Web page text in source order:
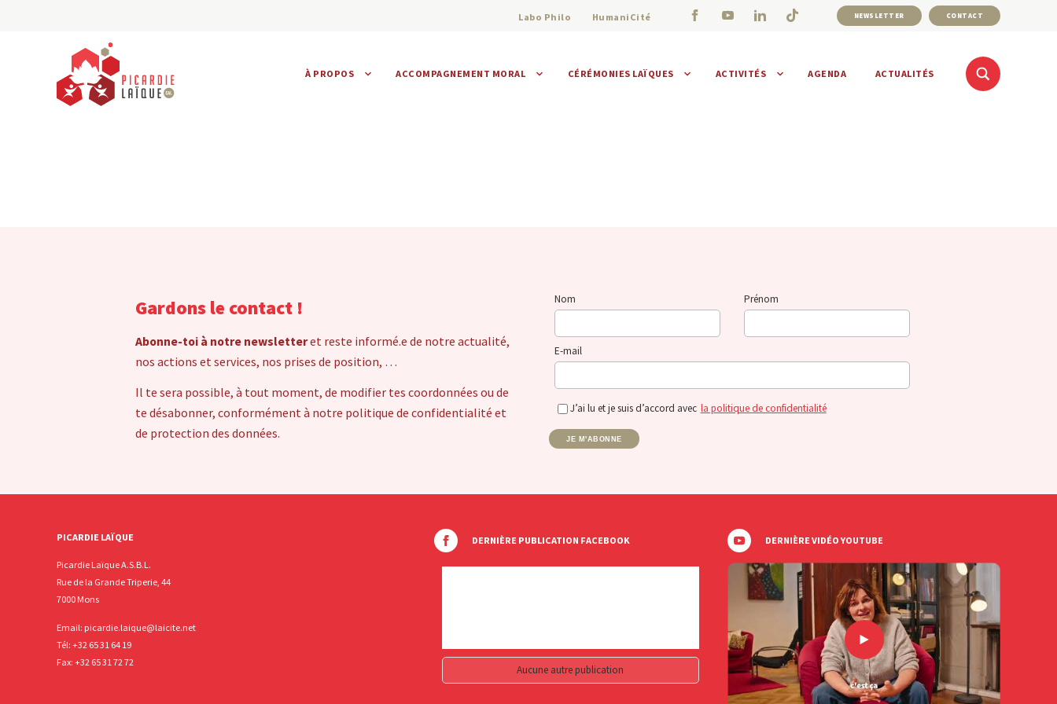
Labo Philo HumaniCité NEWSLETTER CONTACT
À PROPOS ACCOMPAGNEMENT MORAL CÉRÉMONIES LAÏQUES ACTIVITÉS AGENDA ACTUALITÉS
Gardons le contact !
Abonne-toi à notre newsletteret reste informé.e de notre actualité,
nos actions et services, nos prises de position, …
Il te sera possible, à tout moment, de modifier tes coordonnées ou de
te désabonner, conformément à notre politique de confidentialité et
de protection des données.
Nom Prénom
E-mail
J’ai lu et je suis d’accord avec la politique de confidentialité
JE M'ABONNE
PICARDIE LAÏQUE
Picardie Laïque A.S.B.L.
Rue de la Grande Triperie, 44
7000 Mons
Email: picardie.laique@laicite.net
Tél: +32 65 31 64 19
Fax: +32 65 31 72 72
DERNIÈRE PUBLICATION FACEBOOK
Aucune autre publication
DERNIÈRE VIDÉO YOUTUBE